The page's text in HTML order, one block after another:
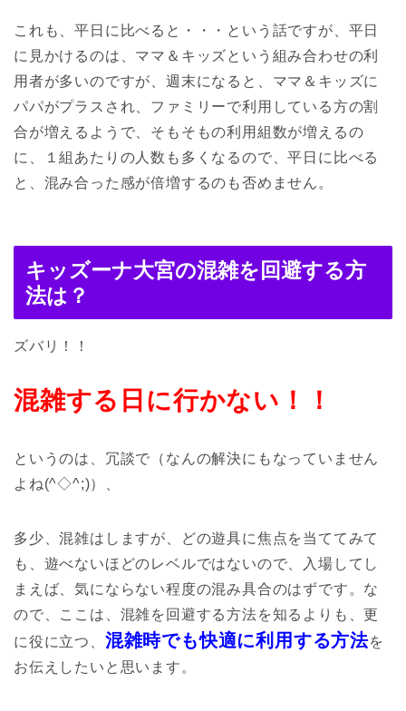
これも、平日に比べると・・・という話ですが、平日
に見かけるのは、ママ＆キッズという組み合わせの利
用者が多いのですが、週末になると、ママ＆キッズに
パパがプラスされ、ファミリーで利用している方の割
合が増えるようで、そもそもの利用組数が増えるの
に、１組あたりの人数も多くなるので、平日に比べる
と、混み合った感が倍増するのも否めません。
キッズーナ大宮の混雑を回避する方
法は？
ズバリ！！
混雑する日に行かない！！
というのは、冗談で（なんの解決にもなっていません
よね(^◇^;)）、
多少、混雑はしますが、どの遊具に焦点を当ててみて
も、遊べないほどのレベルではないので、入場してし
まえば、気にならない程度の混み具合のはずです。な
ので、ここは、混雑を回避する方法を知るよりも、更
に役に立つ、 混雑時でも快適に利用する方法を
お伝えしたいと思います。